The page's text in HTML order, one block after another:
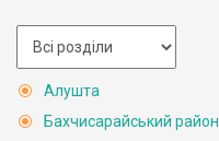
Алушта
Бахчисарайський район